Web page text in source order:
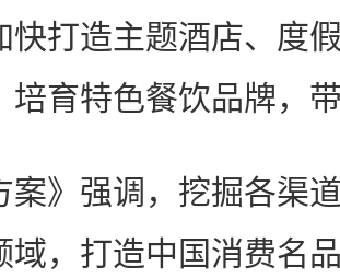
快打造主题酒店、度
培育特色餐饮品牌，
强调，挖掘各渠道
域，打造中国消费名